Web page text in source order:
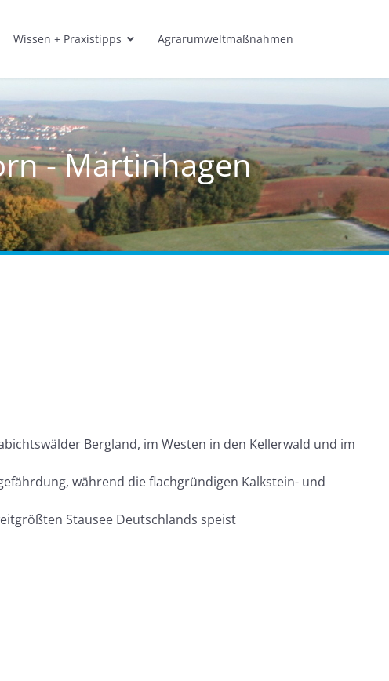
Wissen + Praxistipps Agrarumweltmaßnahmen
- Martinhagen
Bergland, im Westen in den Kellerwald und im
während die flachgründigen Kalkstein- und
Stausee Deutschlands speist